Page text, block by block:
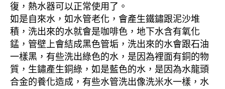
復，熱水器可以正常使用了。
如是自來水，如水管老化，會產生鐵鏽跟泥沙堆
積，洗出來的水就會是咖啡色，地下水含有氧化
錳，管壁上會結成黑色管垢，洗出來的水會跟石油
一樣黑，有些洗出綠色的水，是因為裡面有銅的物
質，生鏽產生銅綠，如是藍色的水，是因為水龍頭
合金的養化造成，有些水管洗出像洗米水一樣，水